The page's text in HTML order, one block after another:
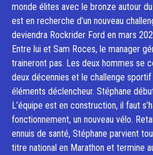
monde élites avec le bronze autour
est en recherche d’un nouveau
deviendra Rockrider Ford en mars
Entre lui et Sam Roces, le manager
traineront pas. Les deux hommes se
deux décennies et le challenge
éléments déclencheur. Stéphane
L’équipe est en construction, il faut
fonctionnement, un nouveau vélo.
ennuis de santé, Stéphane parvient
titre national en Marathon et termine